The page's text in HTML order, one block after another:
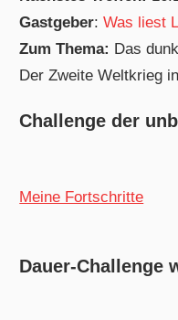
Gastgeber:Was liest
Zum Thema: Das
Der Zweite Weltkrieg
Challenge der
Meine Fortschritte
Dauer-Challenge